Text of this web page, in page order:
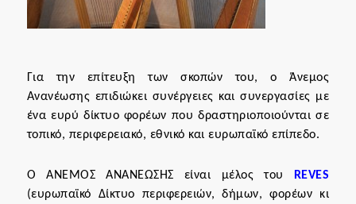
Για την επίτευξη των σκοπών του, ο Άνεμος
Ανανέωσης επιδιώκει συνέργειες και συνεργασίες με
ένα ευρύ δίκτυο φορέων που δραστηριοποιούνται σε
τοπικό, περιφερειακό, εθνικό και ευρωπαϊκό επίπεδο.
O ΑΝΕΜΟΣ ΑΝΑΝΕΩΣΗΣ είναι μέλος του
REVES
(ευρωπαϊκό Δίκτυο περιφερειών, δήμων, φορέων κι